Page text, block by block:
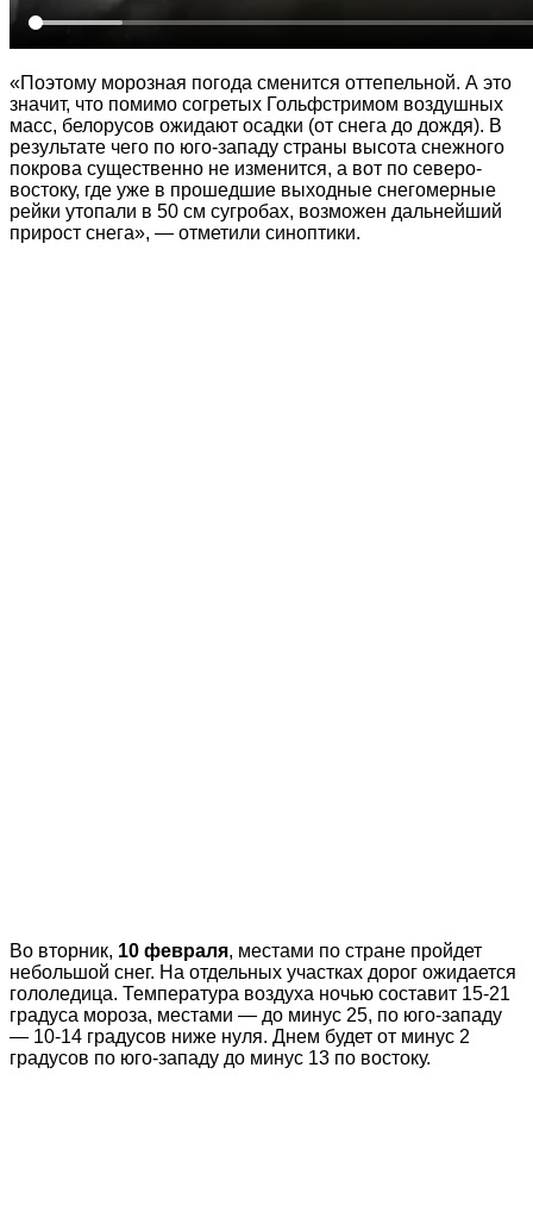
«Поэтому морозная погода сменится оттепельной. А это
значит, что помимо согретых Гольфстримом воздушных
масс, белорусов ожидают осадки (от снега до дождя). В
результате чего по юго-западу страны высота снежного
покрова существенно не изменится, а вот по северо-
востоку, где уже в прошедшие выходные снегомерные
рейки утопали в 50 см сугробах, возможен дальнейший
прирост снега», — отметили синоптики.
Во вторник, 10 февраля, местами по стране пройдет
небольшой снег. На отдельных участках дорог ожидается
гололедица. Температура воздуха ночью составит 15-21
градуса мороза, местами — до минус 25, по юго-западу
— 10-14 градусов ниже нуля. Днем будет от минус 2
градусов по юго-западу до минус 13 по востоку.